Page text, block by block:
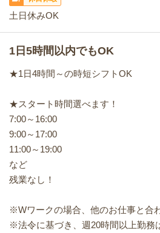
土日休みOK
1日5時間以内でもOK
★1日4時間～の時短シフトOK
★スタート時間選べます！
7:00～16:00
9:00～17:00
11:00～19:00
など
残業なし！
※Wワークの場合、他のお仕事と合
※法令に基づき、週20時間以上勤務